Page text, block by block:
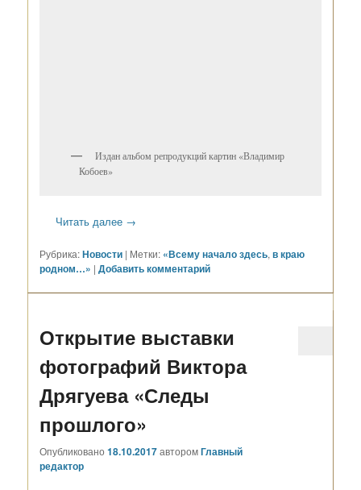
Издан альбом репродукций картин «Владимир
Кобоев»
Читать далее →
Рубрика:Новости | Метки: «Всему начало здесь,в краю
родном…» |Добавить комментарий
Открытие выставки
фотографий Виктора
Дрягуева «Следы
прошлого»
Опубликовано18.10.2017авторомГлавный
редактор